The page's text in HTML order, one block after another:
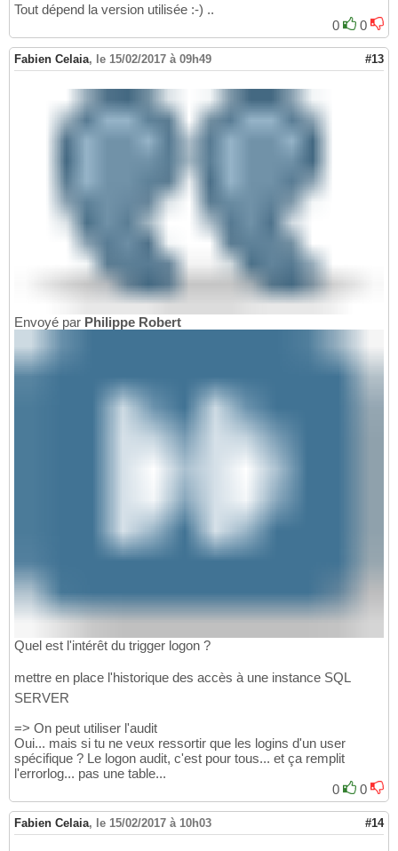
Tout dépend la version utilisée :-) ..
0
0
Fabien Celaia, le 15/02/2017 à 09h49 #13
Envoyé par Philippe Robert
Quel est l'intérêt du trigger logon ?
mettre en place l'historique des accès à une instance SQL
SERVER
=> On peut utiliser l'audit
Oui... mais si tu ne veux ressortir que les logins d'un user
spécifique ? Le logon audit, c'est pour tous... et ça remplit
l'errorlog... pas une table...
0
0
Fabien Celaia, le 15/02/2017 à 10h03 #14